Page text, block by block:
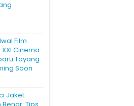
Film
Cinema
Tayang
Soon
Jaket